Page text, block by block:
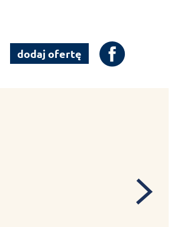
dodaj ofertę